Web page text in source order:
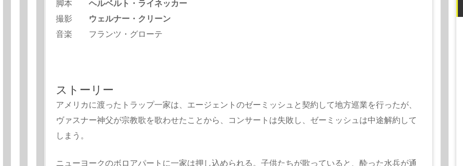
脚本 ヘルベルト・ライネッカー
撮影 ウェルナー・クリーン
音楽 フランツ・グローテ
ストーリー
アメリカに渡ったトラップ一家は、エージェントのゼーミッシュと契約して地方巡業を行ったが、
ヴァスナー神父が宗教歌を歌わせたことから、コンサートは失敗し、ゼーミッシュは中途解約して
しまう。
ニューヨークのボロアパートに一家は押し込められる。子供たちが歌っていると、酔った水兵が通